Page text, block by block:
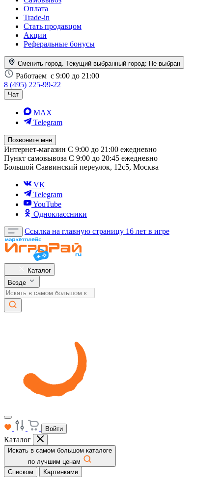
Оплата
Trade-in
Стать продавцом
Акции
Реферальные бонусы
Сменить город. Текущий выбранный город: Не выбран
Работаем с 9:00 до 21:00
8 (495) 225-99-22
Чат
MAX
Telegram
Позвоните мне
Интернет-магазин С 9:00 до 21:00 ежедневно
Пункт самовывоза С 9:00 до 20:45 ежедневно
Большой Саввинский переулок, 12с5, Москва
VK
Telegram
YouTube
Одноклассники
Ссылка на главную страницу 16 лет в игре
Каталог
Везде
Войти
Каталог
Искать в самом большом каталоге
по лучшим ценам
Списком
Картинками